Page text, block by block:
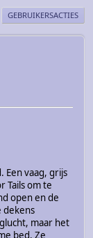
GEBRUIKERSACTIES
Een vaag, grijs
Tails om te
open en de
dekens
maar het
bed. Ze